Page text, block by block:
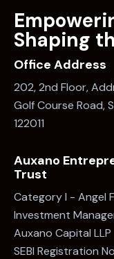
Shaping
Office Address
202, 2nd Floor,
Golf Course Road,
122011
Auxano
Trust
Category I - Angel
Investment
Auxano Capital LLP
SEBI Registration